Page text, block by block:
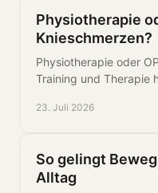
Physiotherapie
Knieschmerzen?
Physiotherapie oder
Training und Therapie
23. Juli 2026
So gelingt
Alltag